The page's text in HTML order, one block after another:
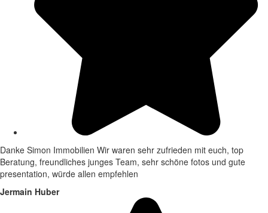
Danke Simon Immobilien Wir waren sehr zufrieden mit euch, top
Beratung, freundliches junges Team, sehr schöne fotos und gute
presentation, würde allen empfehlen
Jermain Huber